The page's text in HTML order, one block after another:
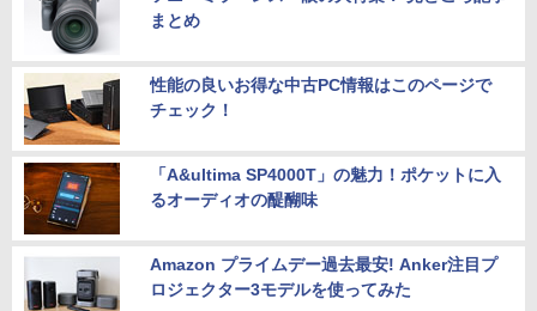
まとめ
性能の良いお得な中古PC情報はこのページで
チェック！
「A&ultima SP4000T」の魅力！ポケットに入
るオーディオの醍醐味
Amazon プライムデー過去最安! Anker注目プ
ロジェクター3モデルを使ってみた